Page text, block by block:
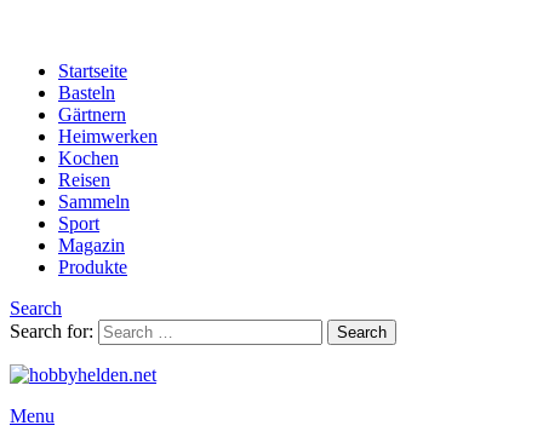
Startseite
Basteln
Gärtnern
Heimwerken
Kochen
Reisen
Sammeln
Sport
Magazin
Produkte
Search
Search for:
Search
Menu